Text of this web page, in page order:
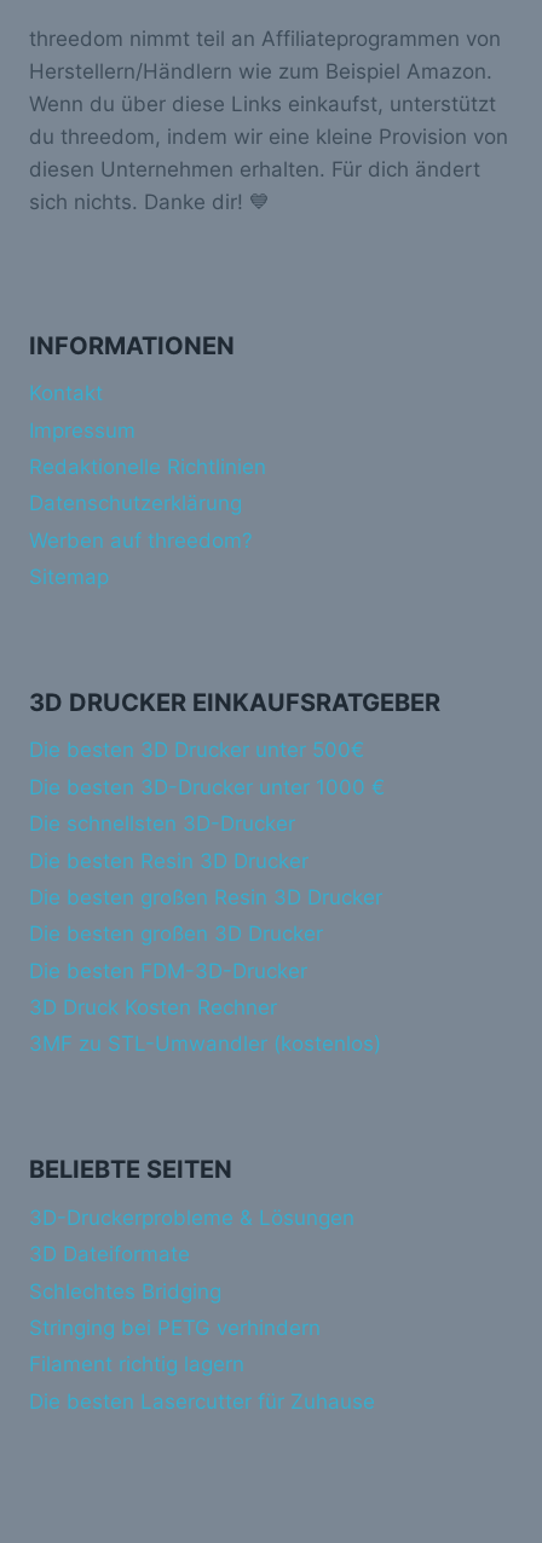
threedom nimmt teil an Affiliateprogrammen von
Herstellern/Händlern wie zum Beispiel Amazon.
Wenn du über diese Links einkaufst, unterstützt
du threedom, indem wir eine kleine Provision von
diesen Unternehmen erhalten. Für dich ändert
sich nichts. Danke dir! 💙
INFORMATIONEN
Kontakt
Impressum
Redaktionelle Richtlinien
Datenschutzerklärung
Werben auf threedom?
Sitemap
3D DRUCKER EINKAUFSRATGEBER
Die besten 3D Drucker unter 500€
Die besten 3D-Drucker unter 1000 €
Die schnellsten 3D-Drucker
Die besten Resin 3D Drucker
Die besten großen Resin 3D Drucker
Die besten großen 3D Drucker
Die besten FDM-3D-Drucker
3D Druck Kosten Rechner
3MF zu STL-Umwandler (kostenlos)
BELIEBTE SEITEN
3D-Druckerprobleme & Lösungen
3D Dateiformate
Schlechtes Bridging
Stringing bei PETG verhindern
Filament richtig lagern
Die besten Lasercutter für Zuhause